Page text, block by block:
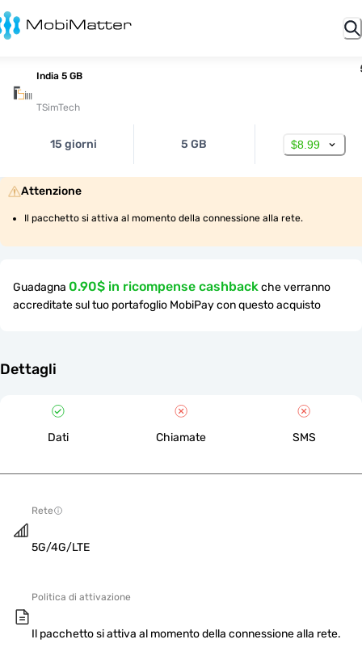
India 5 GB
TSimTech
15 giorni 5 GB $8.99
Attenzione
Il pacchetto si attiva al momento della connessione alla rete.
Guadagna 0.90$ in ricompense cashbackche verranno
accreditate sul tuo portafoglio MobiPay con questo acquisto
Dettagli
Dati Chiamate SMS
Rete
5G/4G/LTE
Politica di attivazione
Il pacchetto si attiva al momento della connessione alla rete.